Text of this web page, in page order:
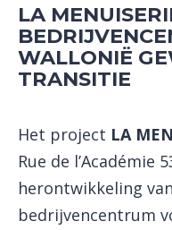
LA
WALLONIË
TRANSITIE
Het project LA
Rue de l’Académie
herontwikkeling
bedrijvencentrum